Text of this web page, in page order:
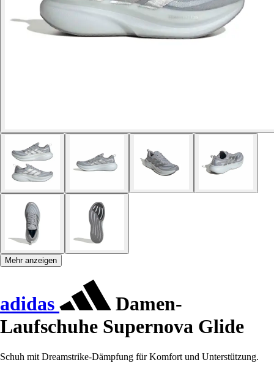
Mehr anzeigen
adidas
Damen-
Laufschuhe Supernova Glide
Schuh mit Dreamstrike-Dämpfung für Komfort und Unterstützung.